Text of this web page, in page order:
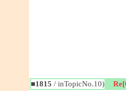
■1815 / inTopicNo.10)